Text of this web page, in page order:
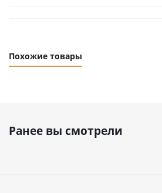
Похожие товары
Ранее вы смотрели